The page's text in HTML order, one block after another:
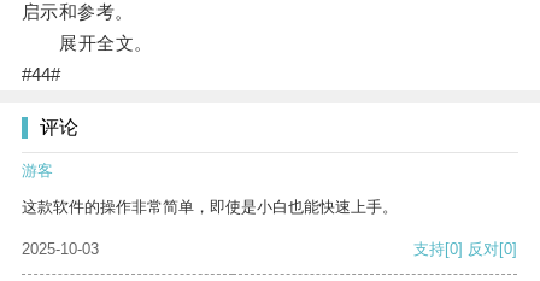
启示和参考。
展开全文。
#44#
评论
游客
这款软件的操作非常简单，即使是小白也能快速上手。
2025-10-03 支持[0] 反对[0]